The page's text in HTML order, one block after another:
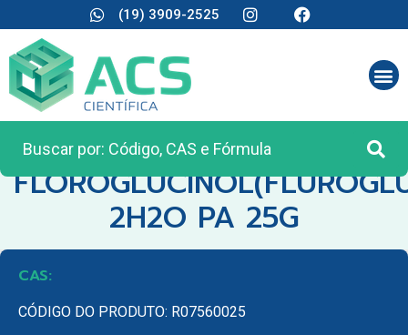
(19) 3909-2525
CATEGORIA:REAGENTES ANALÍTICOS
2H2O PA 25G
CAS:
CÓDIGO DO PRODUTO: R07560025